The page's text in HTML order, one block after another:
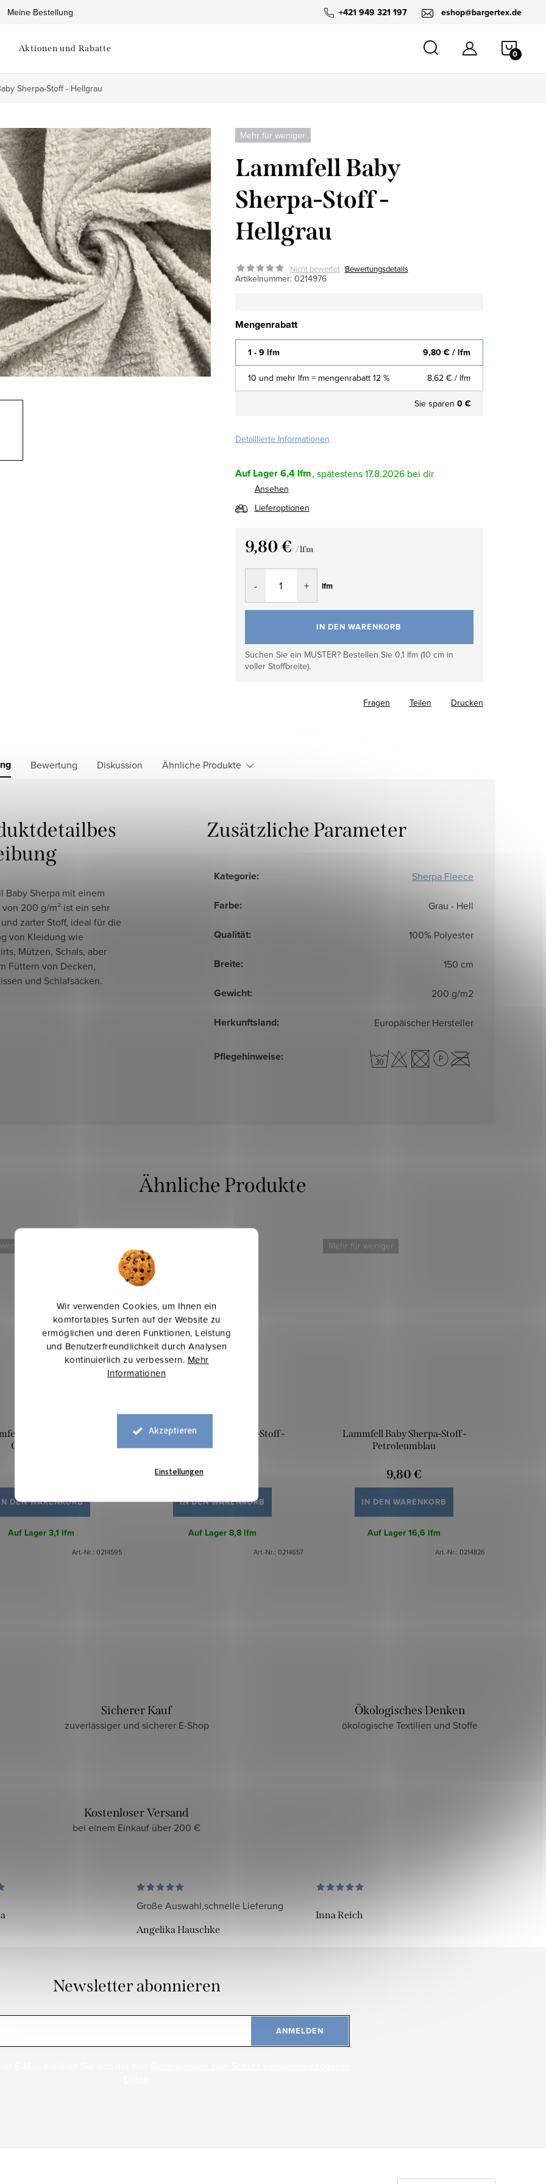
Wir verwenden Cookies, um Ihnen ein
komfortables Surfen auf der Website zu
ermöglichen und deren Funktionen, Leistung
und Benutzerfreundlichkeit durch Analysen
kontinuierlich zu verbessern. Mehr
Informationen
Akzeptieren
Einstellungen
+421 949 321 197 eshop@bargertex.de
Meine Bestellung
Aktionen und Rabatte
Sherpa-Stoff - Hellgrau
Mehr für weniger
Lammfell Baby
Sherpa-Stoff -
Hellgrau
Nicht bewertet Bewertungsdetails
Artikelnummer: 0214976
Mengenrabatt
1 - 9 lfm 9,80 €/ lfm
10 und mehr lfm = mengenrabatt 12 % 8,62 € / lfm
Sie sparen 0 €
Detaillierte Informationen
Auf Lager6,4 lfm 17.8.2026
Ansehen
Lieferoptionen
9,80 € / lfm
Verkaufspreis:
lfm
IN DEN WARENKORB
Suchen Sie ein MUSTER? Bestellen Sie 0,1 lfm (10 cm in
voller Stoffbreite).
Drucken
Fragen Teilen
Bewertung Diskussion Ähnliche Produkte
Baby Sherpa mit einem
200 g/m² ist ein sehr
zarter Stoff, ideal für die
von Kleidung wie
Mützen, Schals, aber
Füttern von Decken,
und Schlafsäcken.
Zusätzliche Parameter
Kategorie: Sherpa Fleece
Farbe: Grau - Hell
Qualität: 100% Polyester
Breite: 150 cm
Gewicht: 200 g/m2
Herkunftsland: Europäischer Hersteller
Pflegehinweise:
Baby Sherpa-Stoff -
Cognacbraun
DEN WARENKORB
Auf Lager3,1 lfm
Art.-Nr.: 0214595
Lammfell Baby Sherpa-Stoff -
Zimtbraun
IN DEN WARENKORB
Auf Lager8,8 lfm
Art.-Nr.: 0214657
Mehr für weniger
Lammfell Baby Sherpa-Stoff -
Petroleumblau
9,80 €
IN DEN WARENKORB
Auf Lager16,6 lfm
Art.-Nr.: 0214826
Sicherer Kauf
zuverlässiger und sicherer E-Shop
Ökologisches Denken
ökologische Textilien und Stoffe
Kostenloser Versand
bei einem Einkauf über 200 €
Große Auswahl,schnelle Lieferung
Angelika Hauschke
Inna Reich
Newsletter abonnieren
ANMELDEN